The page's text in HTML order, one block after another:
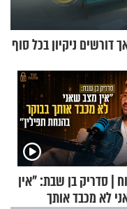
דורשים ניקיון בכל סוף
| סדריק בן שבת: "אין
לא מכבד אותך